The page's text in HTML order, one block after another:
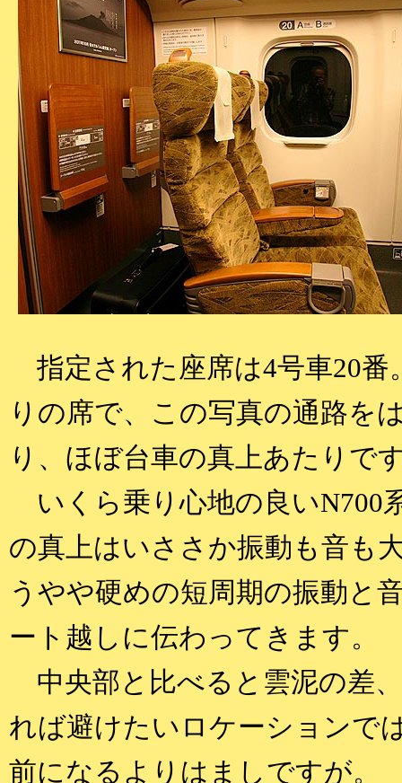
指定された座席は4号車20番
りの席で、この写真の通路を
り、ほぼ台車の真上あたりで
いくら乗り心地の良いN700
の真上はいささか振動も音も
うやや硬めの短周期の振動と
ート越しに伝わってきます。
中央部と比べると雲泥の差
れば避けたいロケーションで
前になるよりはましですが。